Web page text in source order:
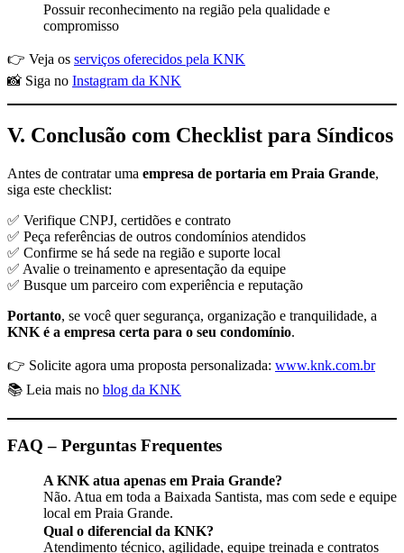
Possuir reconhecimento na região pela qualidade e
compromisso
👉 Veja os serviços oferecidos pela KNK
📸 Siga no Instagram da KNK
V. Conclusão com Checklist para Síndicos
Antes de contratar uma empresa de portaria em Praia Grande,
siga este checklist:
✅ Verifique CNPJ, certidões e contrato
✅ Peça referências de outros condomínios atendidos
✅ Confirme se há sede na região e suporte local
✅ Avalie o treinamento e apresentação da equipe
✅ Busque um parceiro com experiência e reputação
Portanto, se você quer segurança, organização e tranquilidade, a
KNK é a empresa certa para o seu condomínio.
👉 Solicite agora uma proposta personalizada: www.knk.com.br
📚 Leia mais no blog da KNK
FAQ – Perguntas Frequentes
A KNK atua apenas em Praia Grande?
Não. Atua em toda a Baixada Santista, mas com sede e equipe
local em Praia Grande.
Qual o diferencial da KNK?
Atendimento técnico, agilidade, equipe treinada e contratos